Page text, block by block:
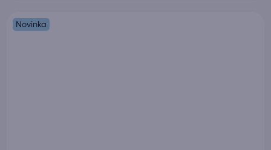
Novinka